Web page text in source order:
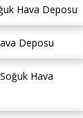
Hava Deposu
Deposu
Hava